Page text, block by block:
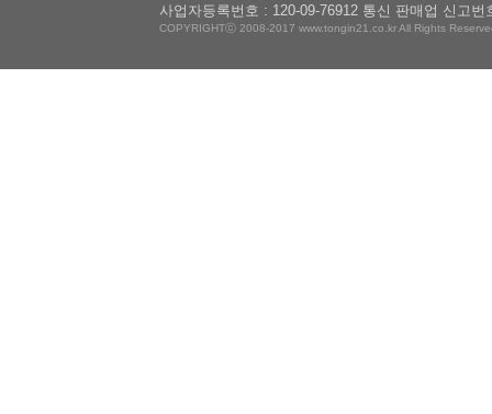
사업자등록번호 : 120-09-76912 통신 판매업 신고번
COPYRIGHTⓒ 2008-2017 www.tongin21.co.kr All Rights